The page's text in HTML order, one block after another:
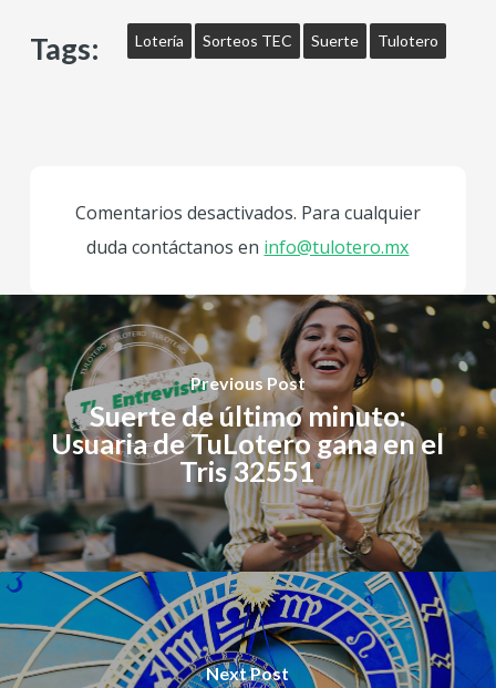
Tags: Lotería Sorteos TEC Suerte Tulotero
Comentarios desactivados. Para cualquier
duda contáctanos en info@tulotero.mx
Previous Post
Suerte de último minuto:
Usuaria de TuLotero gana en el
Tris 32551
Next Post